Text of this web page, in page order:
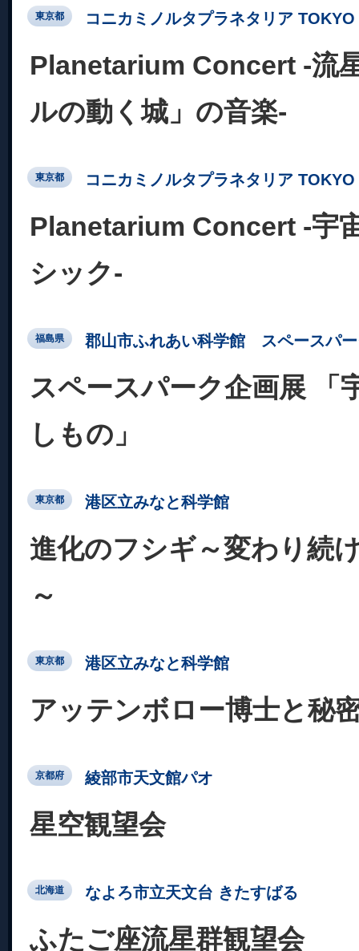
東京都 コニカミノルタプラネタリア TOKYO
Planetarium Concert -流
ルの動く城」の音楽-
東京都 コニカミノルタプラネタリア TOKYO
Planetarium Concert -宇
シック-
福島県 郡山市ふれあい科学館 スペースパ
スペースパーク企画展 「
しもの」
東京都 港区立みなと科学館
進化のフシギ～変わり続
～
東京都 港区立みなと科学館
アッテンボロー博士と秘
京都府 綾部市天文館パオ
星空観望会
北海道 なよろ市立天文台 きたすばる
ふたご座流星群観望会